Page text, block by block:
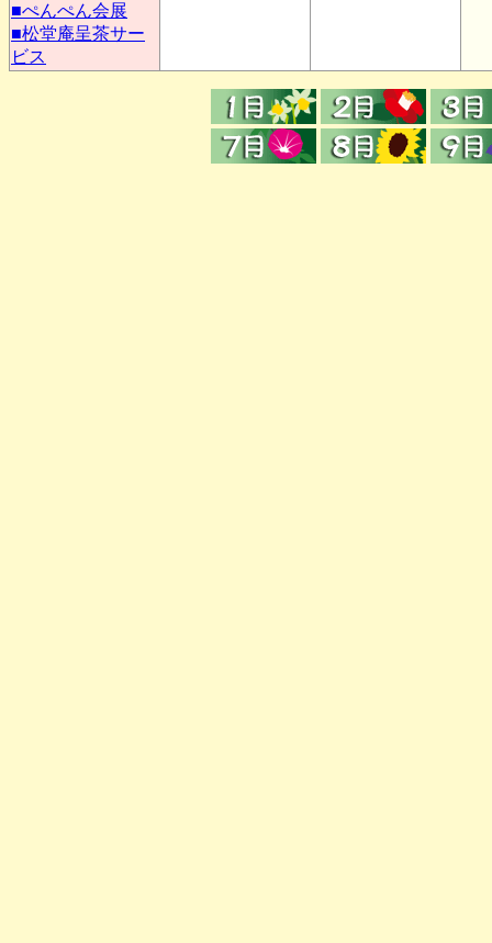
■ぺんぺん会展
■松堂庵呈茶サー
ビス